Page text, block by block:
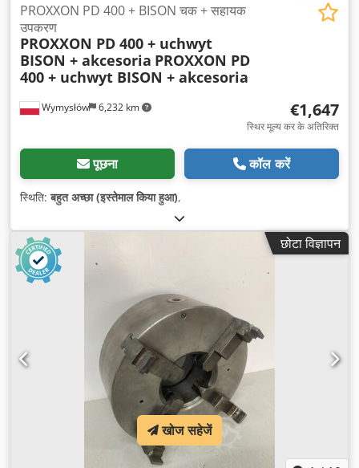
Wymysłów 6,232 km
PROXXON PD 400 + BISON चक + सहायक
उपकरण
PROXXON PD 400 + uchwyt
BISON + akcesoria PROXXON PD
400 + uchwyt BISON + akcesoria
€1,647
स्थिर मूल्य कर के अतिरिक्त
पूछना कॉल करें
स्थिति:बहुत अच्छा (इस्तेमाल किया हुआ),
छोटा विज्ञापन
खोज सहेजें